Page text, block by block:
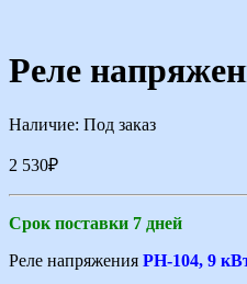
Реле
Наличие: Под заказ
2 530₽
Срок поставки 7 дней
Реле напряжения РН-104, 9